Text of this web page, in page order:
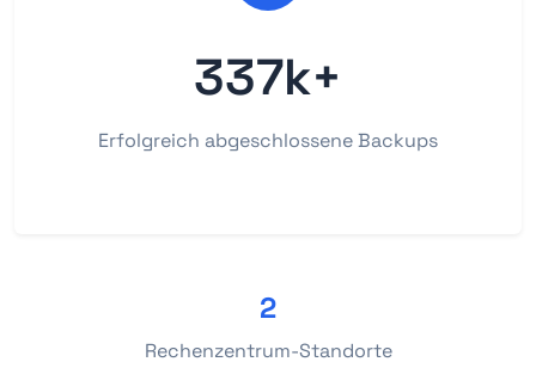
337k+
Erfolgreich abgeschlossene Backups
2
Rechenzentrum-Standorte